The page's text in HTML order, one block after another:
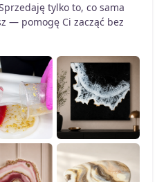
tylko to, co sama
— pomogę Ci zacząć bez